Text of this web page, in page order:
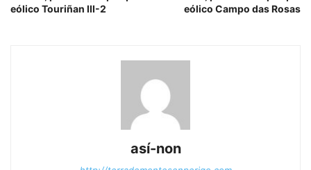
eólico Touriñan III-2
eólico Campo das Rosas
así-non